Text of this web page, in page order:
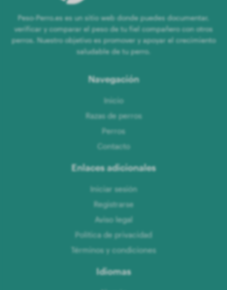
Peso-Perro.es es un sitio web donde puedes documentar,
verificar y comparar el peso de tu fiel compañero con otros
perros. Nuestro objetivo es promover y apoyar el crecimiento
saludable de tu perro.
Navegación
Inicio
Razas de perros
Perros
Contacto
Enlaces adicionales
Iniciar sesión
Registrarse
Aviso legal
Política de privacidad
Términos y condiciones
Idiomas